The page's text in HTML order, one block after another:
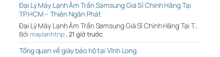
Đại Lý Máy Lạnh Âm Trần Samsung Giá Sỉ Chính Hãng Tại
TP.HCM – Thiên Ngân Phát
Đại Lý Máy Lạnh Âm Trần Samsung Giá Sỉ Chính Hãng Tại T…
Bởi maylanhtnp ,21 giờ trước
Tổng quan về giày bảo hộ tại Vĩnh Long